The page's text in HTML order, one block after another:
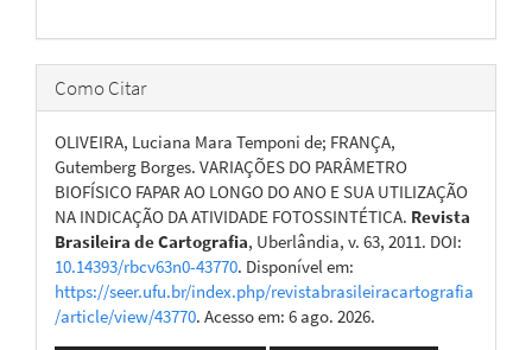
Como Citar
OLIVEIRA, Luciana Mara Temponi de; FRANÇA,
Gutemberg Borges. VARIAÇÕES DO PARÂMETRO
BIOFÍSICO FAPAR AO LONGO DO ANO E SUA UTILIZAÇÃO
NA INDICAÇÃO DA ATIVIDADE FOTOSSINTÉTICA. Revista
Brasileira de Cartografia, Uberlândia, v. 63, 2011. DOI:
10.14393/rbcv63n0-43770. Disponível em:
https://seer.ufu.br/index.php/revistabrasileiracartografia
/article/view/43770. Acesso em: 6 ago. 2026.